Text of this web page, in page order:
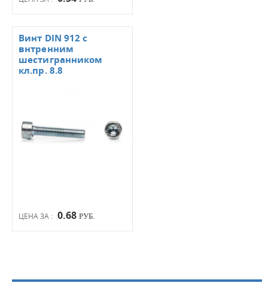
ЦЕНА ЗА : 0.68 РУБ.
Винт DIN 912 с
внтренним
шестигранником
кл.пр. 8.8